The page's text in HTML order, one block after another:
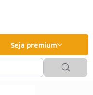
Seja premium